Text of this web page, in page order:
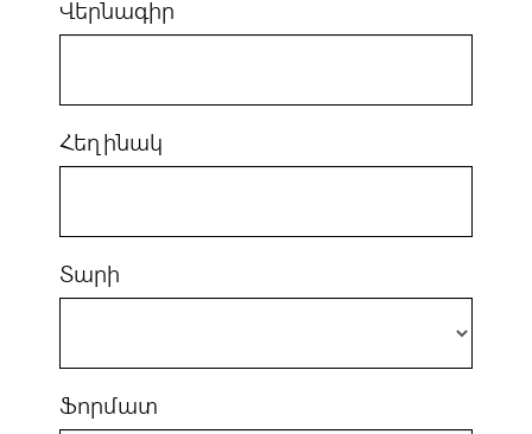
Վերնագիր
Հեղինակ
Տարի
Ֆորմատ